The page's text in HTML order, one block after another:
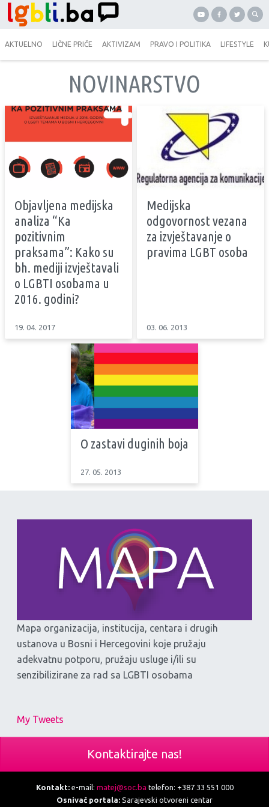
AKTUELNO LIČNE PRIČE AKTIVIZAM PRAVO I POLITIKA LIFESTYLE
NOVINARSTVO
Objavljena medijska
analiza “Ka
pozitivnim
praksama”: Kako su
bh. mediji izvještavali
o LGBTI osobama u
2016. godini?
19. 04. 2017
Medijska
odgovornost vezana
za izvještavanje o
pravima LGBT osoba
03. 06. 2013
O zastavi duginih boja
27. 05. 2013
Mapa organizacija, institucija, centara i drugih
ustanova u Bosni i Hercegovini koje pružaju
adekvatnu potporu, pružaju usluge i/ili su
senzibilizirane za rad sa LGBTI osobama
My Tweets
Kontaktirajte nas!
Kontakt:e-mail: matej@soc.ba telefon: +387 33 551 000
Osnivač portala: Sarajevski otvoreni centar